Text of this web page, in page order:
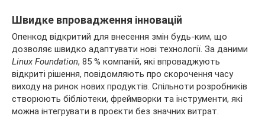
Швидке впровадження інновацій
Опенкод відкритий для внесення змін будь-ким, що
дозволяє швидко адаптувати нові технології. За даними
Linux Foundation, 85 % компаній, які впроваджують
відкриті рішення, повідомляють про скорочення часу
виходу на ринок нових продуктів. Спільноти розробників
створюють бібліотеки, фреймворки та інструменти, які
можна інтегрувати в проєкти без значних витрат.